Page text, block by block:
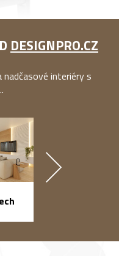
DESIGNPRO.CZ
interiéry s